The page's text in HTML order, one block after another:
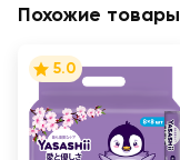
Похожие товары
5.0